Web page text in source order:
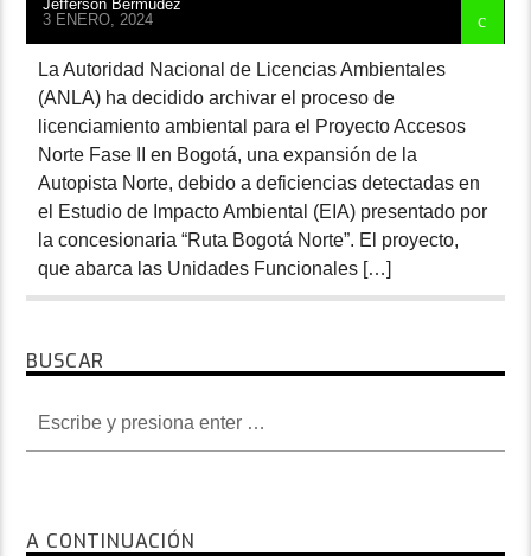
Jefferson Bermúdez
3 ENERO, 2024
La Autoridad Nacional de Licencias Ambientales
(ANLA) ha decidido archivar el proceso de
licenciamiento ambiental para el Proyecto Accesos
Norte Fase II en Bogotá, una expansión de la
Autopista Norte, debido a deficiencias detectadas en
el Estudio de Impacto Ambiental (EIA) presentado por
la concesionaria “Ruta Bogotá Norte”. El proyecto,
que abarca las Unidades Funcionales […]
BUSCAR
A CONTINUACIÓN